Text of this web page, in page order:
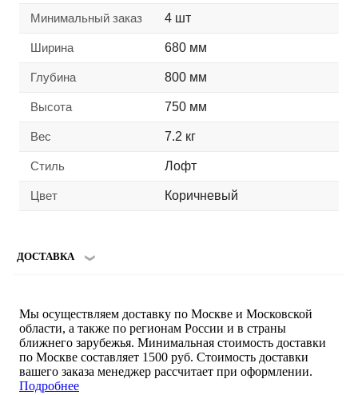
Минимальный заказ 4 шт
Ширина 680 мм
Глубина 800 мм
Высота 750 мм
Вес 7.2 кг
Стиль Лофт
Цвет Коричневый
ДОСТАВКА
Мы осуществляем доставку по Москве и Московской
области, а также по регионам России и в страны
ближнего зарубежья. Минимальная стоимость доставки
по Москве составляет 1500 руб. Стоимость доставки
вашего заказа менеджер рассчитает при оформлении.
Подробнее